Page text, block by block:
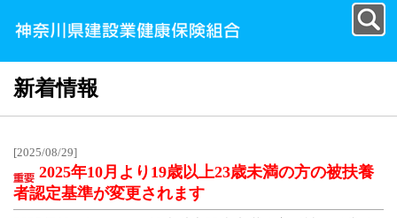
新着情報
[2025/08/29]
2025年10月より19歳以上23歳未満の方の被扶養
者認定基準が変更されます